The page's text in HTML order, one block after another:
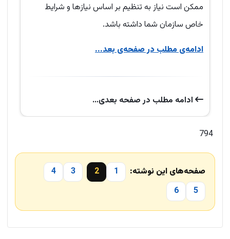
ممکن است نیاز به تنظیم بر اساس نیازها و شرایط
خاص سازمان شما داشته باشد.
ادامه‌ی مطلب در صفحه‌ی بعد...
ادامه‌ مطلب در صفحه‌ بعدی...
794
صفحه‌های این نوشته: 1
2
3
4
5
6